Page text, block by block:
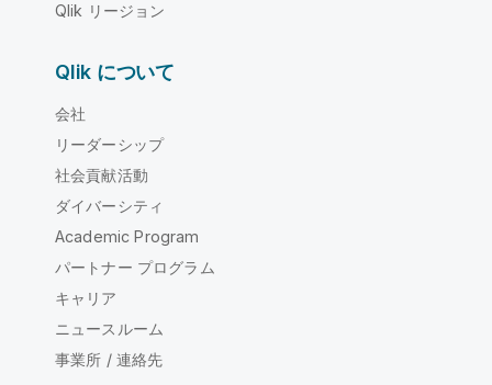
Qlik リージョン
Qlik について
会社
リーダーシップ
社会貢献活動
ダイバーシティ
Academic Program
パートナー プログラム
キャリア
ニュースルーム
事業所 / 連絡先